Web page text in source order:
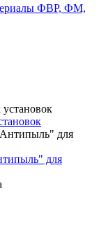
ФВР, ФМ,
для